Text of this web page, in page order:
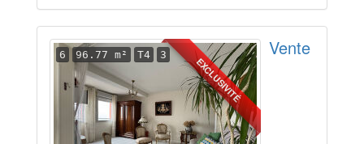
EXCLUSIVITÉ
6 96.77 m² T4 3 Vente